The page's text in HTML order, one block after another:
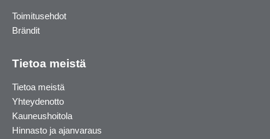
Toimitusehdot
Brändit
Tietoa meistä
Tietoa meistä
Yhteydenotto
Kauneushoitola
Hinnasto ja ajanvaraus